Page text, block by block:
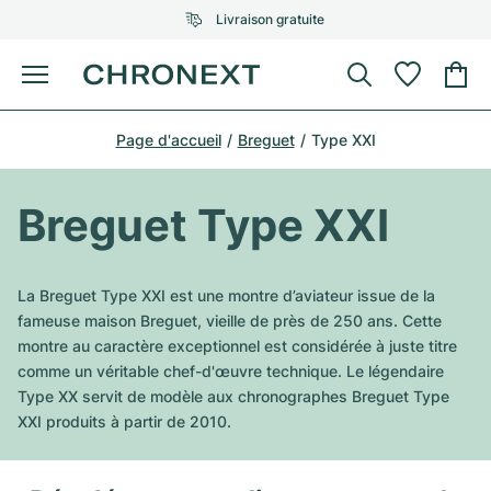
Livraison gratuite
Menu
Acheter une montre
UNE SÉLECTION D'EXCEPTION
Tous les modèles Rolex
Modèles les plus vendus
Omega
Tous les modèles Omega
Modèles les plus vendus
Patek Philippe
Tous les modèles Patek Philippe
Audemars Piguet
Cartier
Bijoux
UNE SÉLECTION D'EXCEPTION
Tiffany
Louis Vuitton
Gebauer & Gebauer
Van Cleef & Arpels
Nouveautés
Page d'accueil Breguet Type XXI
Breguet Type XXI
La Breguet Type XXI est une montre d’aviateur issue de la
fameuse maison Breguet, vieille de près de 250 ans. Cette
montre au caractère exceptionnel est considérée à juste titre
comme un véritable chef-d'œuvre technique. Le légendaire
Type XX servit de modèle aux chronographes Breguet Type
XXI produits à partir de 2010.